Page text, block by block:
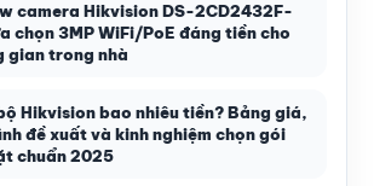
camera Hikvision DS-2CD2432F-
chọn 3MP WiFi/PoE đáng tiền cho
gian trong nhà
Hikvision bao nhiêu tiền? Bảng giá,
đề xuất và kinh nghiệm chọn gói
chuẩn 2025